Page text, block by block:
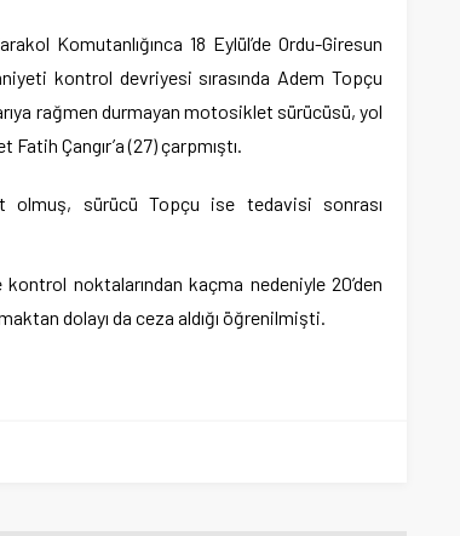
Komutanlığınca 18 Eylül’de Ordu-Giresun
kontrol devriyesi sırasında Adem Topçu
rağmen durmayan motosiklet sürücüsü, yol
Çangır’a (27) çarpmıştı.
olmuş, sürücü Topçu ise tedavisi sonrası
noktalarından kaçma nedeniyle 20’den
dolayı da ceza aldığı öğrenilmişti.